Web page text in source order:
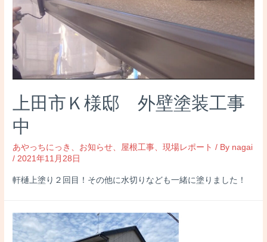
上田市Ｋ様邸 外壁塗装工事
中
あやっちにっき 、 お知らせ、 屋根工事、現場レポート / By nagai
/2021年11月28日
軒樋上塗り２回目！その他に水切りなども一緒に塗りました！